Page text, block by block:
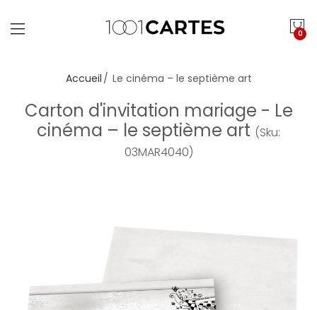
0
Accueil Le cinéma – le septième art
Carton d'invitation mariage - Le
cinéma – le septième art (Sku:
03MAR4040)